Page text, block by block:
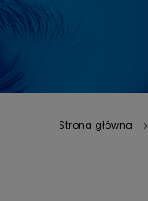
Strona główna